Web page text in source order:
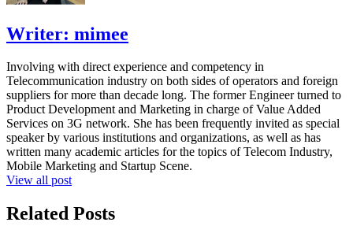
Writer: mimee
Involving with direct experience and competency in
Telecommunication industry on both sides of operators and foreign
suppliers for more than decade long. The former Engineer turned to
Product Development and Marketing in charge of Value Added
Services on 3G network. She has been frequently invited as special
speaker by various institutions and organizations, as well as has
written many academic articles for the topics of Telecom Industry,
Mobile Marketing and Startup Scene.
View all post
Related Posts